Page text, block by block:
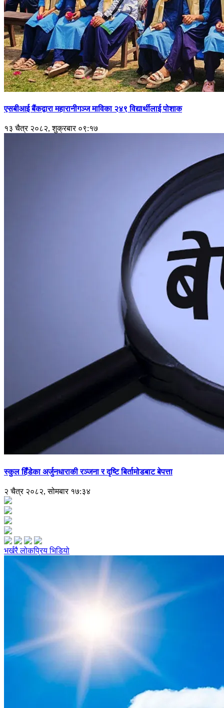
एसबीआई बैंकद्वारा महारानीगञ्ज माविका २४९ विद्यार्थीलाई पोशाक
१३ चैत्र २०८२, शुक्रबार ०९:१७
स्कुल हिँडेका अर्जुनधाराकी रञ्जना र दृष्टि बिर्तामोडबाट बेपत्ता
२ चैत्र २०८२, सोमबार १७:३४
भर्खरैलोकप्रियभिडियो